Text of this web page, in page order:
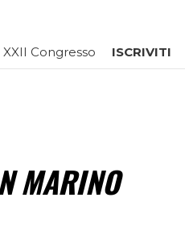
XXII Congresso ISCRIVITI
MARINO